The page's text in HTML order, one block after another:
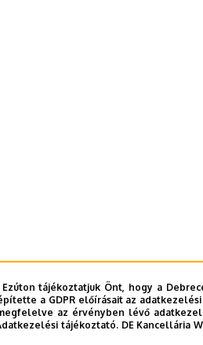
tájékoztatjuk Önt, hogy a
a GDPR előírásait az adatkezelési
az érvényben lévő
tájékoztató. DE Kancellária